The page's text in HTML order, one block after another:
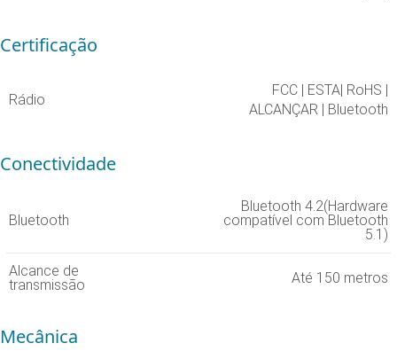
Certificação
Rádio
FCC | ESTA| RoHS |
ALCANÇAR | Bluetooth
Conectividade
Bluetooth
Bluetooth 4.2(Hardware
compatível com Bluetooth
5.1)
Alcance de
transmissão
Até 150 metros
Mecânica